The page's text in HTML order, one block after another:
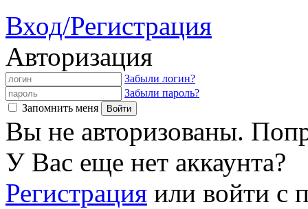
Вход/Регистрация
Авторизация
Забыли логин?
Забыли пароль?
Запомнить меня
Вы не авторизованы.
У Вас еще нет аккаунта?
Регистрация или войти с